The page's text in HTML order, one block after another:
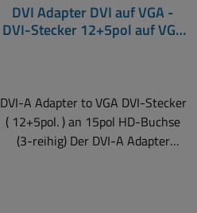
DVI Adapter DVI auf VGA -
DVI-Stecker 12+5pol auf VGA
DVI-A Adapter to VGA DVI-Stecker
( 12+5pol. ) an 15pol HD-Buchse
(3-reihig) Der DVI-A Adapter